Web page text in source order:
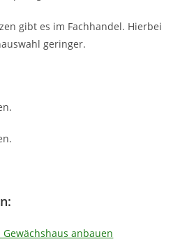
gibt es im Fachhandel. Hierbei
geringer.
anbauen